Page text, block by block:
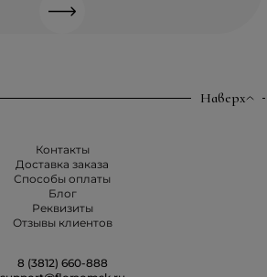
Наверх
Контакты
Доставка заказа
Способы оплаты
Блог
Реквизиты
Отзывы клиентов
8 (3812) 660-888